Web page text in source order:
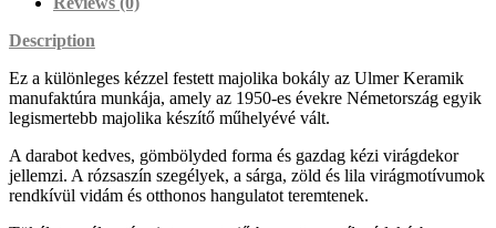
Description
Ez a különleges kézzel festett majolika bokály az Ulmer Keramik
manufaktúra munkája, amely az 1950-es évekre Németország egyik
legismertebb majolika készítő műhelyévé vált.
A darabot kedves, gömbölyded forma és gazdag kézi virágdekor
jellemzi. A rózsaszín szegélyek, a sárga, zöld és lila virágmotívumok
rendkívül vidám és otthonos hangulatot teremtenek.